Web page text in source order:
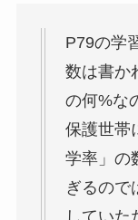
P79の学
数は書か
の何%な
保護世帯
学率」の
ぎるので
していた